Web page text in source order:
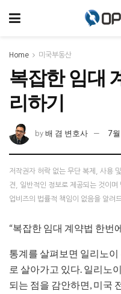
Home 미국부동산
복잡한 임대
리하기
by 배 겸 변호사 7
저작권자 허락 없는 무단 복제, 사용
견, 일반적인 정보로 제공되는 것이
업비즈의 법률적 책임이 없음을 알려
“복잡한 임대 계약법 한번
통계를 살펴보면 일리노
로 살아가고 있다. 일리노
되는 점을 감안하면, 미국